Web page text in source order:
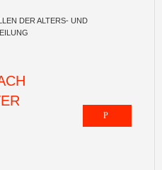
DER ALTERS- UND